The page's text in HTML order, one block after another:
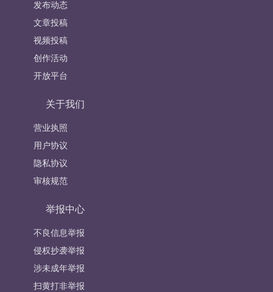
发布动态
文章投稿
视频投稿
创作活动
开放平台
关于我们
营业执照
用户协议
隐私协议
审核规范
举报中心
不良信息举报
侵权抄袭举报
涉未成年举报
扫黄打非举报